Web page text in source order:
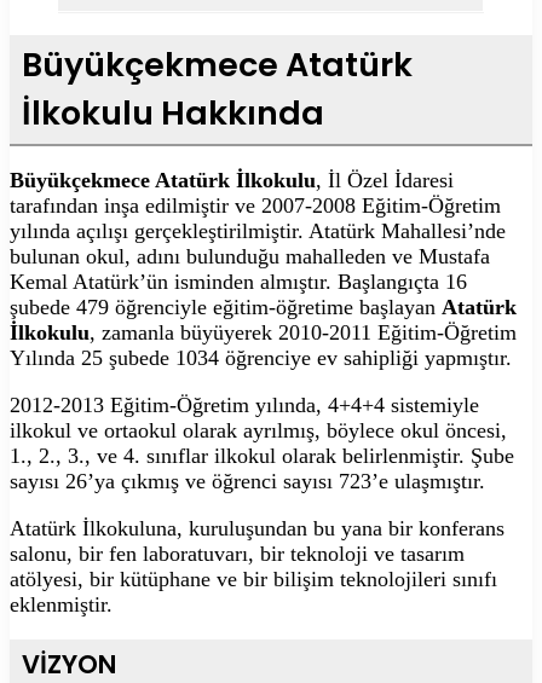
Büyükçekmece Atatürk
İlkokulu Hakkında
Büyükçekmece Atatürk İlkokulu, İl Özel İdaresi
tarafından inşa edilmiştir ve 2007-2008 Eğitim-Öğretim
yılında açılışı gerçekleştirilmiştir. Atatürk Mahallesi’nde
bulunan okul, adını bulunduğu mahalleden ve Mustafa
Kemal Atatürk’ün isminden almıştır. Başlangıçta 16
şubede 479 öğrenciyle eğitim-öğretime başlayan Atatürk
İlkokulu, zamanla büyüyerek 2010-2011 Eğitim-Öğretim
Yılında 25 şubede 1034 öğrenciye ev sahipliği yapmıştır.
2012-2013 Eğitim-Öğretim yılında, 4+4+4 sistemiyle
ilkokul ve ortaokul olarak ayrılmış, böylece okul öncesi,
1., 2., 3., ve 4. sınıflar ilkokul olarak belirlenmiştir. Şube
sayısı 26’ya çıkmış ve öğrenci sayısı 723’e ulaşmıştır.
Atatürk İlkokuluna, kuruluşundan bu yana bir konferans
salonu, bir fen laboratuvarı, bir teknoloji ve tasarım
atölyesi, bir kütüphane ve bir bilişim teknolojileri sınıfı
eklenmiştir.
VİZYON